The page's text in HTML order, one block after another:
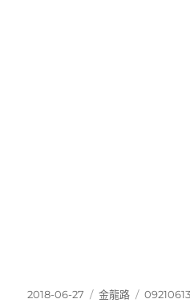
發
2018-06-27
分
金龍路
標